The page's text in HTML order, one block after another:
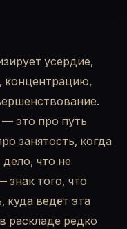
усердие,
концентрацию,
это про путь
занятость, когда
что не
знак того, что
куда ведёт эта
раскладе редко